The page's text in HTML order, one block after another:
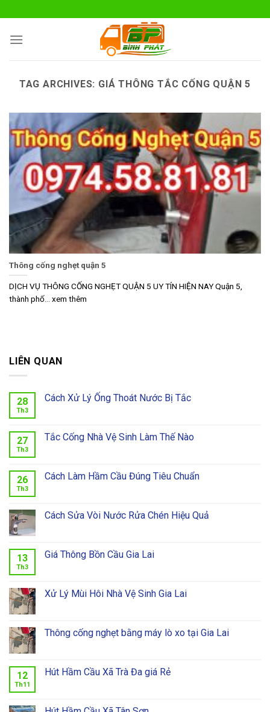
to
content
TAG ARCHIVES: GIÁ THÔNG TẮC CỐNG QUẬN 5
Thông cống nghẹt quận 5
DỊCH VỤ THÔNG CỐNG NGHẸT QUẬN 5 UY TÍN HIỆN NAY Quận 5,
thành phố... xem thêm
LIÊN QUAN
28
Th3
Cách Xử Lý Ống Thoát Nước Bị Tắc
27
Th3
Tắc Cống Nhà Vệ Sinh Làm Thế Nào
26
Th3
Cách Làm Hầm Cầu Đúng Tiêu Chuẩn
Cách Sửa Vòi Nước Rửa Chén Hiệu Quả
13
Th3
Giá Thông Bồn Cầu Gia Lai
Xử Lý Mùi Hôi Nhà Vệ Sinh Gia Lai
Thông cống nghẹt bằng máy lò xo tại Gia Lai
12
Th11
Hút Hầm Cầu Xã Trà Đa giá Rẻ